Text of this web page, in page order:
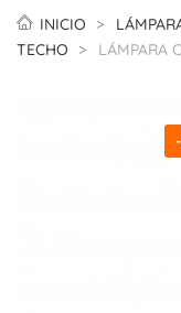
INICIO
TECHO
LÁMPARA